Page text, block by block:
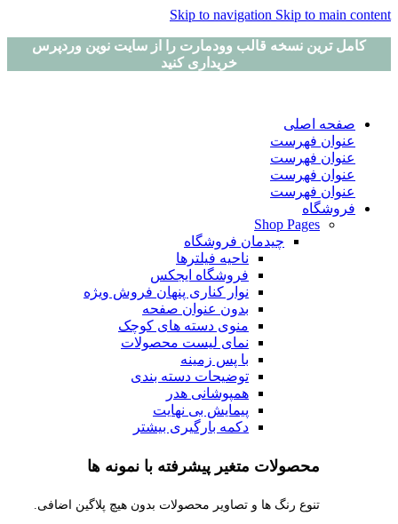
Skip to navigation Skip to main content
کامل ترین نسخه قالب وودمارت را از سایت نوین وردپرس
خریداری کنید
صفحه اصلی
عنوان فهرست
عنوان فهرست
عنوان فهرست
عنوان فهرست
فروشگاه
Shop Pages
چیدمان فروشگاه
ناحیه فیلترها
فروشگاه ایجکس
نوار کناری پنهان فروش ویژه
بدون عنوان صفحه
منوی دسته های کوچک
نمای لیست محصولات
با پس زمینه
توضیحات دسته بندی
همپوشانی هدر
پیمایش بی نهایت
دکمه بارگیری بیشتر
محصولات متغیر پیشرفته با نمونه ها
تنوع رنگ ها و تصاویر محصولات بدون هیچ پلاگین اضافی.